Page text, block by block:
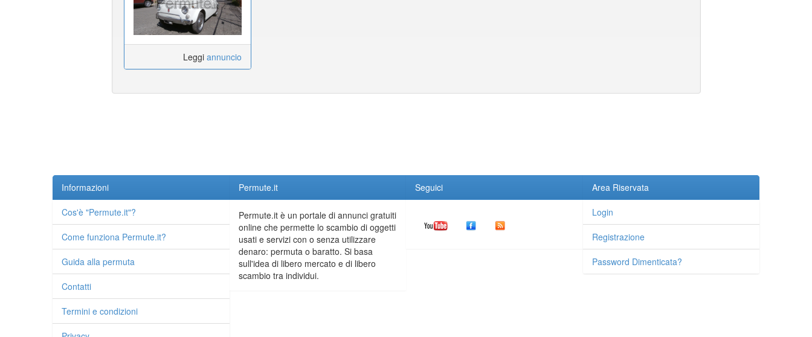
Leggi annuncio
Informazioni
Cos'è "Permute.it"?
Come funziona Permute.it?
Guida alla permuta
Contatti
Termini e condizioni
Permute.it
Permute.it è un portale di annunci gratuiti
online che permette lo scambio di oggetti
usati e servizi con o senza utilizzare
denaro: permuta o baratto. Si basa
sull'idea di libero mercato e di libero
scambio tra individui.
Seguici Area Riservata
Login
Registrazione
Password Dimenticata?